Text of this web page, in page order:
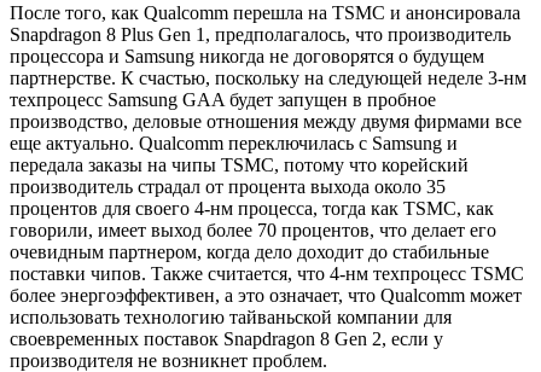
После того, как Qualcomm перешла на TSMC и анонсировала
Snapdragon 8 Plus Gen 1, предполагалось, что производитель
процессора и Samsung никогда не договорятся о будущем
партнерстве. К счастью, поскольку на следующей неделе 3-нм
техпроцесс Samsung GAA будет запущен в пробное
производство, деловые отношения между двумя фирмами все
еще актуально. Qualcomm переключилась с Samsung и
передала заказы на чипы TSMC, потому что корейский
производитель страдал от процента выхода около 35
процентов для своего 4-нм процесса, тогда как TSMC, как
говорили, имеет выход более 70 процентов, что делает его
очевидным партнером, когда дело доходит до стабильные
поставки чипов. Также считается, что 4-нм техпроцесс TSMC
более энергоэффективен, а это означает, что Qualcomm может
использовать технологию тайваньской компании для
своевременных поставок Snapdragon 8 Gen 2, если у
производителя не возникнет проблем.